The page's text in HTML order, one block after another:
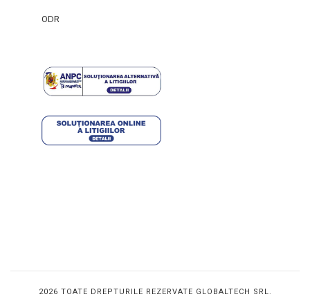
ODR
2026 TOATE DREPTURILE REZERVATE GLOBALTECH SRL.